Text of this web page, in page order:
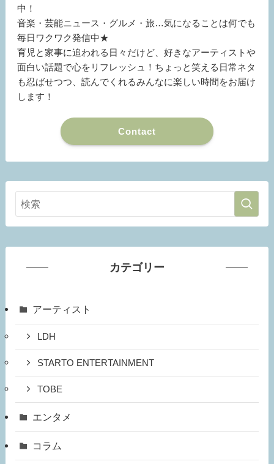
中！
音楽・芸能ニュース・グルメ・旅…気になることは何でも
毎日ワクワク発信中★
育児と家事に追われる日々だけど、好きなアーティストや
面白い話題で心をリフレッシュ！ちょっと笑える日常ネタ
も忍ばせつつ、読んでくれるみんなに楽しい時間をお届け
します！
Contact
カテゴリー
アーティスト
LDH
STARTO ENTERTAINMENT
TOBE
エンタメ
コラム